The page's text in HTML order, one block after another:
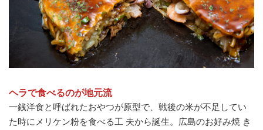
ヘラで食べるのが地元流
一銭洋食と呼ばれたおやつが原型で、戦後の米が不足してい
た時にメリケン粉を食べる工 夫から誕生。広島のお好み焼 き